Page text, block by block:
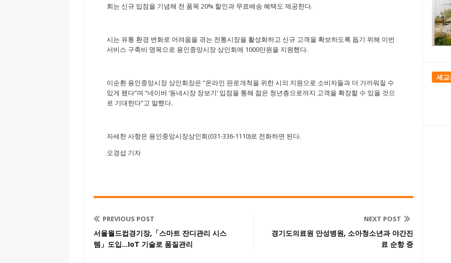
회는 신규 입점을 기념해 전 품목 20% 할인과 무료배송 혜택도 제공한다.
시는 유통 환경 변화로 어려움을 겪는 전통시장을 활성화하고 신규 고객을 확보하도록 돕기 위해 이번
서비스 구축비 명목으로 용인중앙시장 상인회에 1000만원을 지원했다.
이순환 용인중앙시장 상인회장은 “온라인 판로개척을 위한 시의 지원으로 소비자들과 더 가까워질 수
있게 됐다”며 “네이버 ‘동네시장 장보기’ 입점을 통해 젊은 청년층으로까지 고객을 확장할 수 있을 것으
로 기대한다”고 말했다.
자세한 사항은 용인중앙시장상인회(031-336-1110)로 전화하면 된다.
오경섭 기자
PREVIOUS POST
서울월드컵경기장,「스마트 잔디관리 시스
템」도입…IoT 기술로 품질관리
NEXT POST
경기도의료원 안성병원, 소아청소년과 야간진
료 순항 중
세